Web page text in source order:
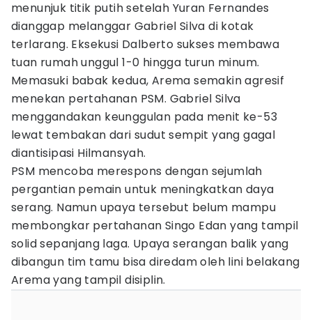
menunjuk titik putih setelah Yuran Fernandes
dianggap melanggar Gabriel Silva di kotak
terlarang. Eksekusi Dalberto sukses membawa
tuan rumah unggul 1-0 hingga turun minum.
Memasuki babak kedua, Arema semakin agresif
menekan pertahanan PSM. Gabriel Silva
menggandakan keunggulan pada menit ke-53
lewat tembakan dari sudut sempit yang gagal
diantisipasi Hilmansyah.
PSM mencoba merespons dengan sejumlah
pergantian pemain untuk meningkatkan daya
serang. Namun upaya tersebut belum mampu
membongkar pertahanan Singo Edan yang tampil
solid sepanjang laga. Upaya serangan balik yang
dibangun tim tamu bisa diredam oleh lini belakang
Arema yang tampil disiplin.